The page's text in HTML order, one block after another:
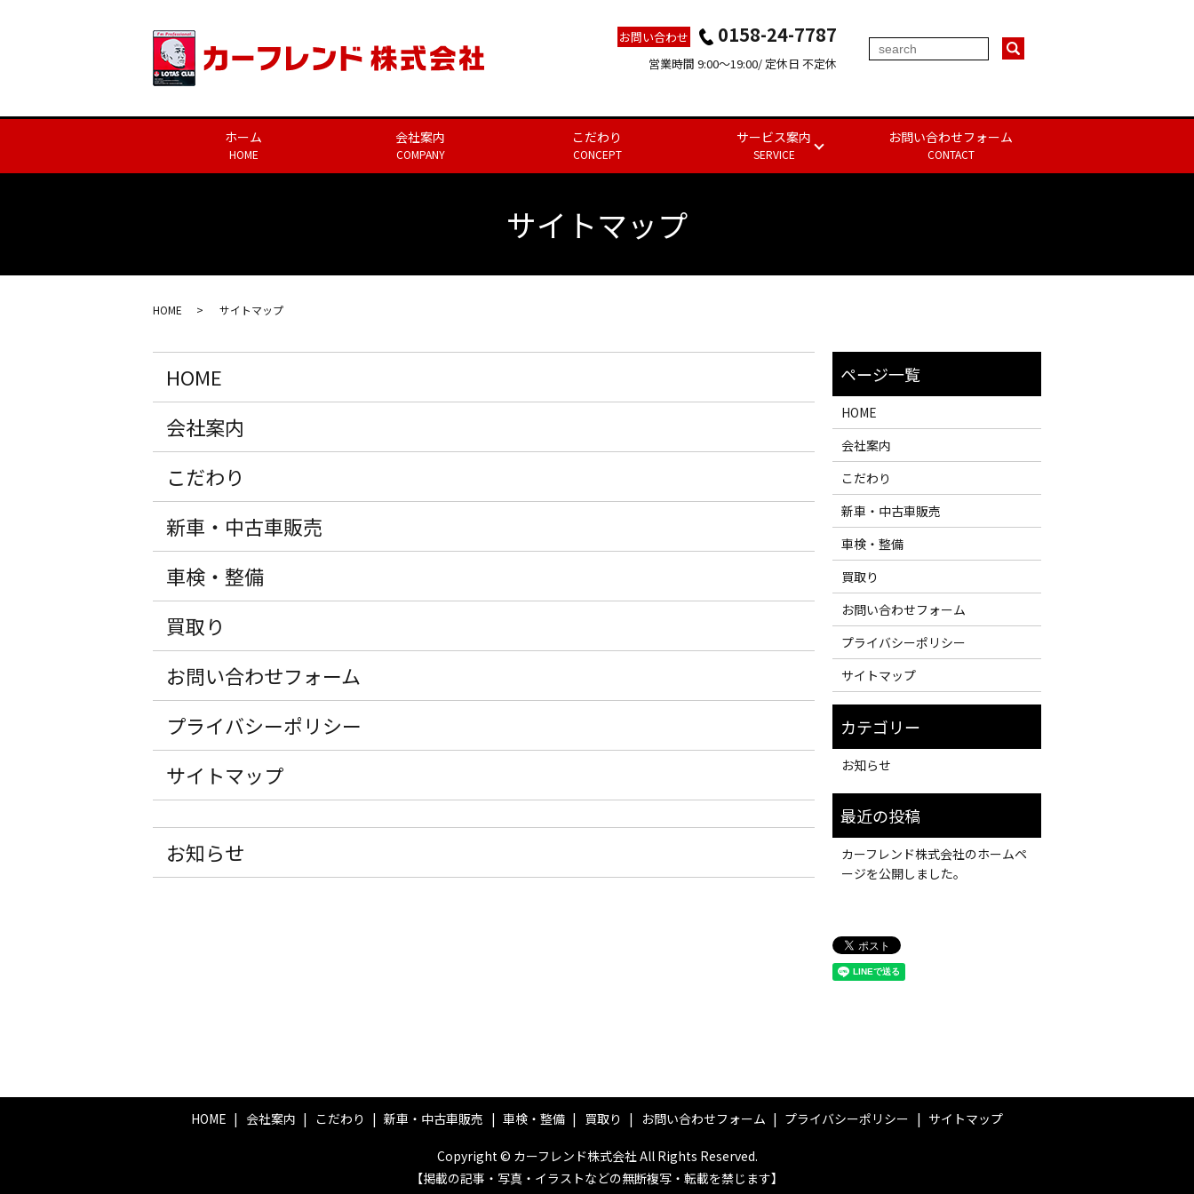
お問い合わせ 0158-24-7787
営業時間 9:00～19:00/ 定休日 不定休
ホーム
HOME
会社案内
COMPANY
こだわり
CONCEPT
サービス案内
SERVICE
お問い合わせフォーム
CONTACT
サイトマップ
HOME サイトマップ
HOME
会社案内
こだわり
新車・中古車販売
車検・整備
買取り
お問い合わせフォーム
プライバシーポリシー
サイトマップ
お知らせ
HOME
会社案内
こだわり
新車・中古車販売
車検・整備
買取り
お問い合わせフォーム
プライバシーポリシー
サイトマップ
お知らせ
カーフレンド株式会社のホームペ
ージを公開しました。
HOME 会社案内 こだわり 新車・中古車販売 車検・整備 買取り お問い合わせフォーム プライバシーポリシー サイトマップ
Copyright © カーフレンド株式会社 All Rights Reserved.
【掲載の記事・写真・イラストなどの無断複写・転載を禁じます】